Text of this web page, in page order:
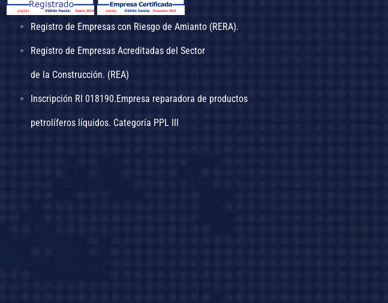
Registro de Empresas con Riesgo de Amianto (RERA).
Registro de Empresas Acreditadas del Sector
de la Construcción. (REA)
Inscripción RI 018190.Empresa reparadora de productos
petrolíferos líquidos. Categoría PPL III